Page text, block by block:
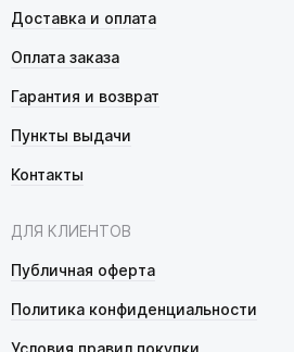
Доставка и оплата
Оплата заказа
Гарантия и возврат
Пункты выдачи
Контакты
ДЛЯ КЛИЕНТОВ
Публичная оферта
Политика конфиденциальности
Условия правил покупки